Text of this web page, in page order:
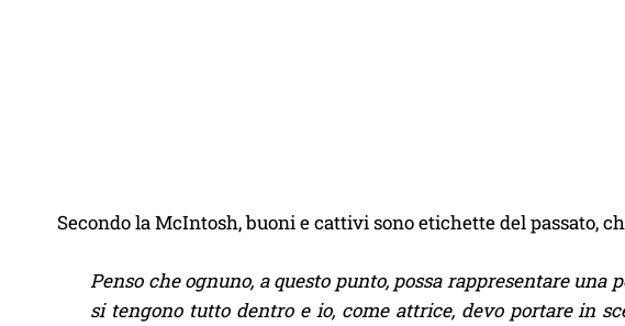
Secondo la McIntosh, buoni e cattivi sono etichette del passato,
Penso che ognuno, a questo punto, possa rappresentare
si tengono tutto dentro e io, come attrice, devo portare in